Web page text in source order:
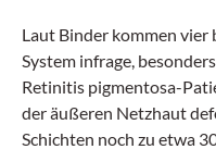
Laut Binder kommen
System infrage,
Retinitis pigmentosa-
der äußeren Netzhaut
Schichten noch zu etwa